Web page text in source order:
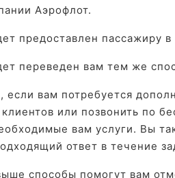
Аэрофлот.
предоставлен пассажиру
переведен вам тем же
если вам потребуется
или позвонить по
вам услуги. Вы
ответ в течение
способы помогут вам